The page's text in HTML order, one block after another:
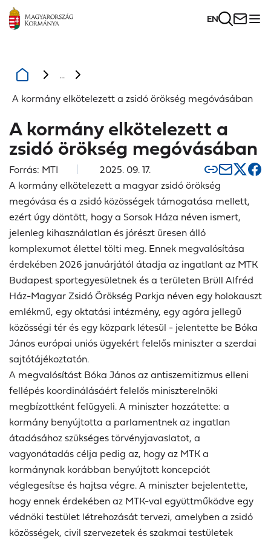
EN
...
A kormány elkötelezett a zsidó örökség megóvásában
A kormány elkötelezett a
zsidó örökség megóvásában
Forrás: MTI
2025. 09. 17.
A kormány elkötelezett a magyar zsidó örökség
megóvása és a zsidó közösségek támogatása mellett,
ezért úgy döntött, hogy a Sorsok Háza néven ismert,
jelenleg kihasználatlan és jórészt üresen álló
komplexumot élettel tölti meg. Ennek megvalósítása
érdekében 2026 januárjától átadja az ingatlant az MTK
Budapest sportegyesületnek és a területen Brüll Alfréd
Ház-Magyar Zsidó Örökség Parkja néven egy holokauszt
emlékmű, egy oktatási intézmény, egy agóra jellegű
közösségi tér és egy közpark létesül - jelentette be Bóka
János európai uniós ügyekért felelős miniszter a szerdai
sajtótájékoztatón.
A megvalósítást Bóka János az antiszemitizmus elleni
fellépés koordinálásáért felelős miniszterelnöki
megbízottként felügyeli. A miniszter hozzátette: a
kormány benyújtotta a parlamentnek az ingatlan
átadásához szükséges törvényjavaslatot, a
vagyonátadás célja pedig az, hogy az MTK a
kormánynak korábban benyújtott koncepciót
véglegesítse és hajtsa végre. A miniszter bejelentette,
hogy ennek érdekében az MTK-val együttműködve egy
védnöki testület létrehozását tervezi, amelyben a zsidó
közösségek, civil szervezetek és szakmai testületek